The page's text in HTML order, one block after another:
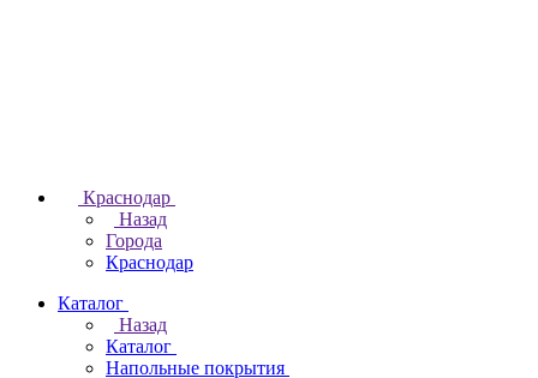
Краснодар
Назад
Города
Краснодар
Каталог
Назад
Каталог
Напольные покрытия